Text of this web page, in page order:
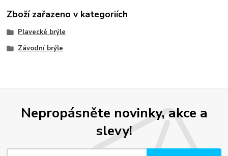
Zboží zařazeno v kategoriích
Plavecké brýle
Závodní brýle
Nepropásněte novinky, akce a
slevy!